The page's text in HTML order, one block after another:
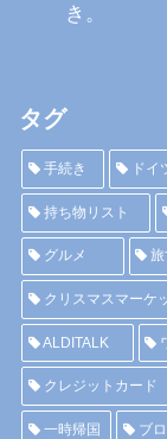
き。
タグ
手続き ドイ
持ち物リスト
グルメ 旅
クリスマスマーケ
ALDITALK
クレジットカード
一時帰国 ブ